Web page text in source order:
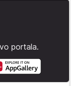
portala.